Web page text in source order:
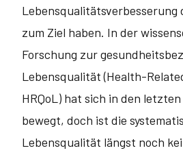
zum Ziel haben. In der
Forschung zur
Lebensqualität (Health-
HRQoL) hat sich in den
bewegt, doch ist die
Lebensqualität längst noch